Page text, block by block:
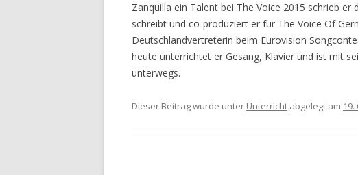
Zanquilla ein Talent bei The Voice 2015 schrieb er
schreibt und co-produziert er für The Voice Of
Deutschlandvertreterin beim Eurovision
heute unterrichtet er Gesang, Klavier und ist mit
unterwegs.
Dieser Beitrag wurde unter Unterricht abgelegt am